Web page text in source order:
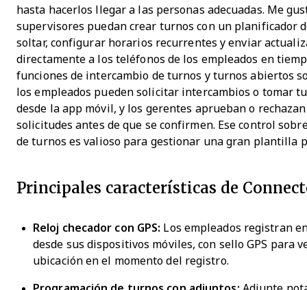
hasta hacerlos llegar a las personas adecuadas. Me
supervisores puedan crear turnos con un planificador
soltar, configurar horarios recurrentes y enviar
directamente a los teléfonos de los empleados en
funciones de intercambio de turnos y turnos abiertos
los empleados pueden solicitar intercambios o tomar
desde la app móvil, y los gerentes aprueban o rechazan
solicitudes antes de que se confirmen. Ese control
de turnos es valioso para gestionar una gran plantilla
Principales características de
Reloj checador con GPS: Los empleados registran
desde sus dispositivos móviles, con sello GPS para
ubicación en el momento del registro.